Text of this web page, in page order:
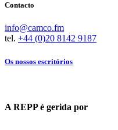
Contacto
info@camco.fm
tel. +44 (0)20 8142 9187
Os nossos escritórios
A REPP é gerida por